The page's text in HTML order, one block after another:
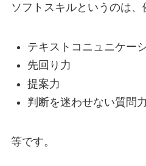
ソフトスキルというのは、
テキストコニュニケー
先回り力
提案力
判断を迷わせない質問力
等です。